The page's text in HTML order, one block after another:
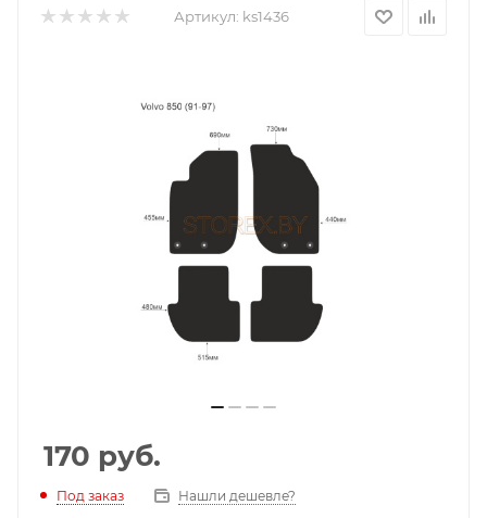
Артикул: ks1436
170 руб.
Под заказ Нашли дешевле?